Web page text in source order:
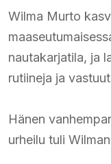
Wilma Murto
nautakarjatila, ja
rutiineja ja
Hänen
urheilu tuli